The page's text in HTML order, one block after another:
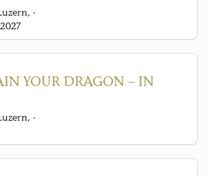
·
YOUR DRAGON – IN
·